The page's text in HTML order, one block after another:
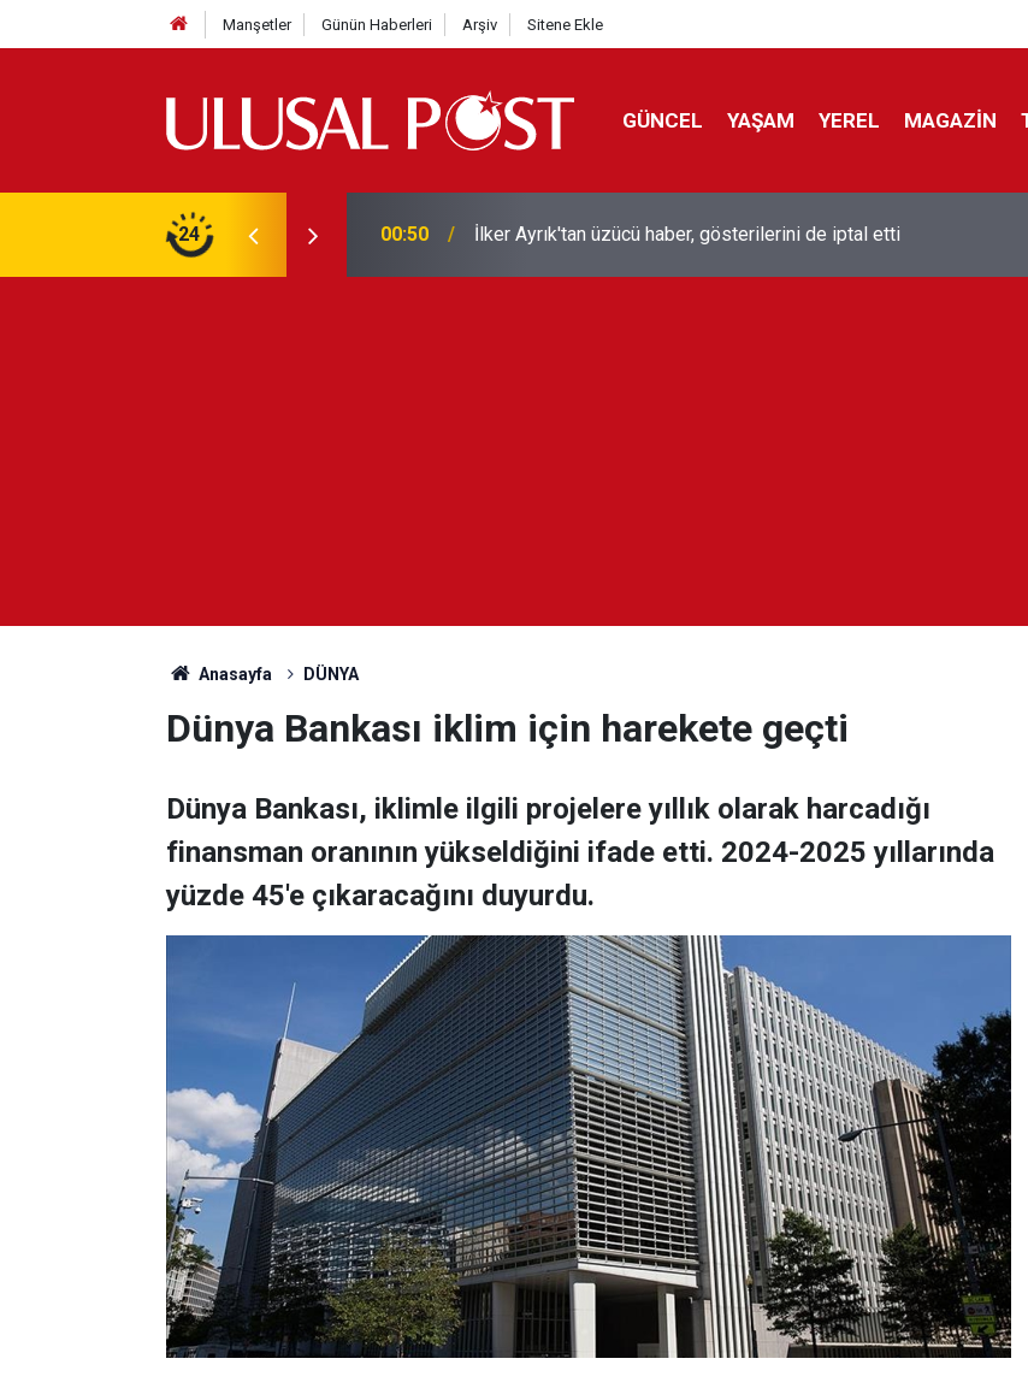
Manşetler Günün Haberleri Arşiv Sitene Ekle
GÜNCEL YAŞAM YEREL MAGAZİN
24 00:39
Liverpool efsanesi Mısırlı yıldız Mohamed Salah Trabzonspor ile
Yarın geliyor
Anasayfa DÜNYA
Dünya Bankası iklim için harekete geçti
Dünya Bankası, iklimle ilgili projelere yıllık olarak harcadığı
finansman oranının yükseldiğini ifade etti. 2024-2025 yıllarında
yüzde 45'e çıkaracağını duyurdu.